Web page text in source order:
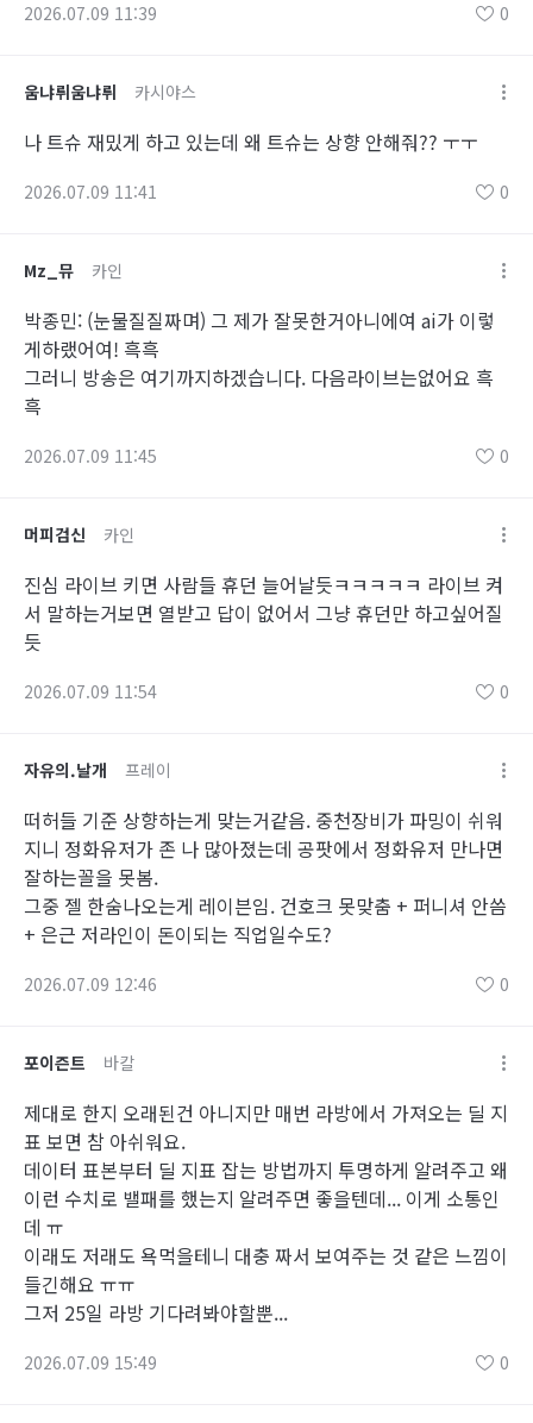
2026.07.09 11:39 0
움냐뤼움냐뤼 카시야스
나 트슈 재밌게 하고 있는데 왜 트슈는 상향 안해줘?? ㅜㅜ
2026.07.09 11:41 0
Mz_뮤 카인
박종민: (눈물질질짜며) 그 제가 잘못한거아니에여 ai가 이렇
게하랬어여! 흑흑
그러니 방송은 여기까지하겠습니다. 다음라이브는없어요 흑
흑
2026.07.09 11:45 0
머피검신 카인
진심 라이브 키면 사람들 휴던 늘어날듯ㅋㅋㅋㅋㅋ 라이브 켜
서 말하는거보면 열받고 답이 없어서 그냥 휴던만 하고싶어질
듯
2026.07.09 11:54 0
자유의.날개 프레이
떠허들 기준 상향하는게 맞는거같음. 중천장비가 파밍이 쉬워
지니 정화유저가 존 나 많아졌는데 공팟에서 정화유저 만나면
잘하는꼴을 못봄.
그중 젤 한숨나오는게 레이븐임. 건호크 못맞춤 + 퍼니셔 안씀
+ 은근 저라인이 돈이되는 직업일수도?
2026.07.09 12:46 0
포이즌트 바칼
제대로 한지 오래된건 아니지만 매번 라방에서 가져오는 딜 지
표 보면 참 아쉬워요.
데이터 표본부터 딜 지표 잡는 방법까지 투명하게 알려주고 왜
이런 수치로 밸패를 했는지 알려주면 좋을텐데... 이게 소통인
데 ㅠ
이래도 저래도 욕먹을테니 대충 짜서 보여주는 것 같은 느낌이
들긴해요 ㅠㅠ
그저 25일 라방 기다려봐야할뿐...
2026.07.09 15:49 0